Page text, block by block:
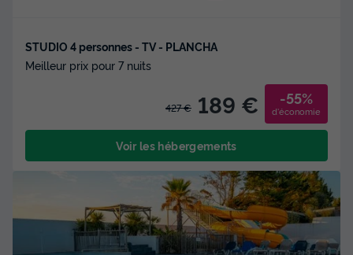
STUDIO 4 personnes - TV - PLANCHA
Meilleur prix pour 7 nuits
427 € 189 € -55%
d'économie
Voir les hébergements